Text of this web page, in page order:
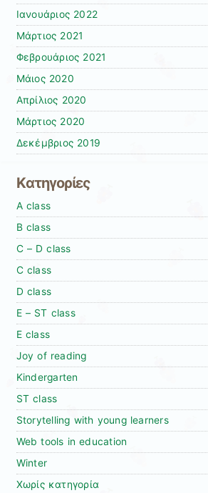
Ιανουάριος 2022
Μάρτιος 2021
Φεβρουάριος 2021
Μάιος 2020
Απρίλιος 2020
Μάρτιος 2020
Δεκέμβριος 2019
Kατηγορίες
A class
B class
C – D class
C class
D class
E – ST class
E class
Joy of reading
Kindergarten
ST class
Storytelling with young learners
Web tools in education
Winter
Χωρίς κατηγορία